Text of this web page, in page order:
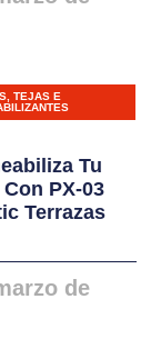
TEJAS E
Tu
PX-03
Terrazas
de